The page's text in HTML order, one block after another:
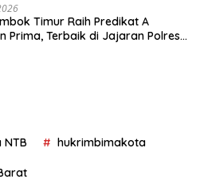
Timur Raih Predikat A
Prima, Terbaik di Jajaran Polres
NTB hukrimbimakota